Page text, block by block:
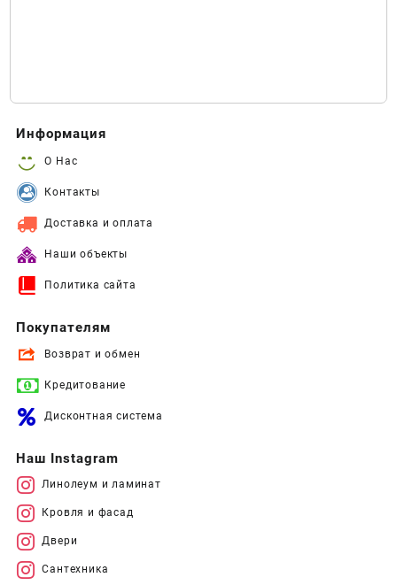
Информация
О Нас
Контакты
Доставка и оплата
Наши объекты
Политика сайта
Покупателям
Возврат и обмен
Кредитование
Дисконтная система
Наш Instagram
Линолеум и ламинат
Кровля и фасад
Двери
Сантехника